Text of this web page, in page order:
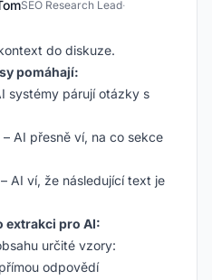
SEO Research Lead·
do diskuze.
pomáhají:
systémy párují otázky s
– AI přesně ví, na co sekce
– AI ví, že následující text je
extrakci pro AI:
určité vzory:
odpovědí